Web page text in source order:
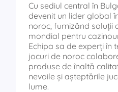
Cu sediul central în
devenit un lider global
noroc, furnizând soluții
mondial pentru
Echipa sa de experți în
jocuri de noroc
produse de înaltă
nevoile și așteptările
lume.